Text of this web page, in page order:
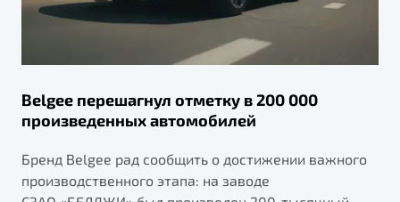
Belgee перешагнул отметку в 200 000
произведенных автомобилей
Бренд Belgee рад сообщить о достижении важного
производственного этапа: на заводе